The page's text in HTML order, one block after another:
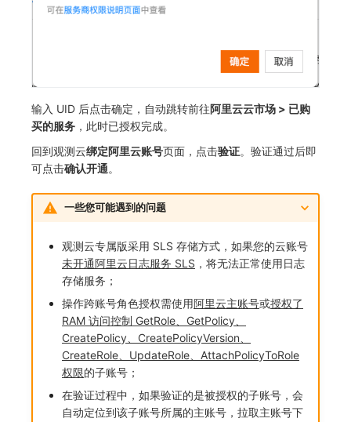
输入 UID 后点击确定，自动跳转前往阿里云云市场 > 已购
买的服务 ，此时已授权完成。
回到观测云绑定阿里云账号页面，点击验证。验证通过后即
可点击确认开通。
一些您可能遇到的问题
观测云专属版采用 SLS 存储方式，如果您的云账号
未开通阿里云日志服务 SLS ，将无法正常使用日志
存储服务；
操作跨账号角色授权需使用阿里云主账号或授权了
RAM 访问控制 GetRole、GetPolicy、
CreatePolicy、CreatePolicyVersion、
CreateRole、UpdateRole、AttachPolicyToRole
权限的子账号；
在验证过程中，如果验证的是被授权的子账号，会
自动定位到该子账号所属的主账号，拉取主账号下